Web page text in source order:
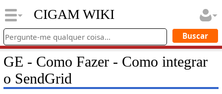
CIGAM WIKI
GE - Como Fazer - Como integrar
o SendGrid